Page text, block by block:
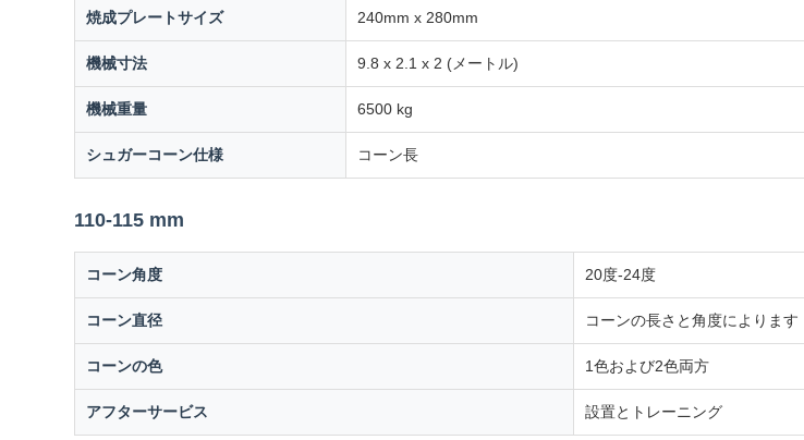
焼成プレートサイズ 240mm x 280mm
機械寸法 9.8 x 2.1 x 2 (メートル)
機械重量 6500 kg
シュガーコーン仕様 コーン長
110-115 mm
コーン角度 20度-24度
コーン直径 コーンの長さと角度によります
コーンの色 1色および2色両方
アフターサービス 設置とトレーニング